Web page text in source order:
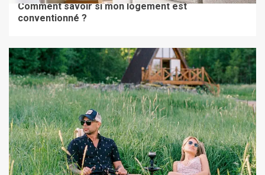
Comment savoir si mon logement est
conventionné ?
BIEN LOUER